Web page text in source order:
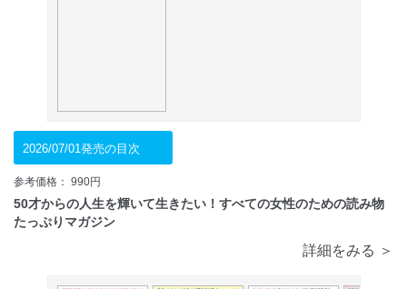
2026/07/01発売の目次
参考価格： 990円
50才からの人生を輝いて生きたい！すべての女性のための読み物
たっぷりマガジン
詳細をみる ＞